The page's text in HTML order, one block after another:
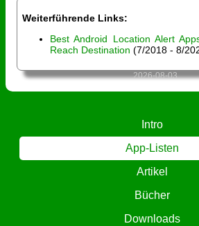
Intro
App-Listen
Artikel
Bücher
Downloads
Weiterführende Links:
Best Android Location Alert
Reach Destination (7/2018 - 8/
2026-08-03